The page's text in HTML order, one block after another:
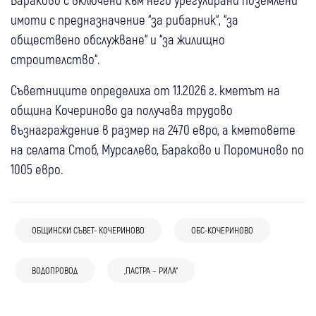
имоти с предназначение “за рибарник“, “за
обществено обслужване“ и “за жилищно
строителство“.
Съветниците определиха от 1.1.2026 г. кметът на
община Кочериново да получава трудово
възнаграждение в размер на 2470 евро, а кметовете
на селата Стоб, Мурсалево, Бараково и Пороминово по
1005 евро.
ОБЩИНСКИ СЪВЕТ- КОЧЕРИНОВО ОБС-КОЧЕРИНОВО
ВОДОПРОВОД „ПАСТРА – РИЛА“
и канализацията
Ремонти на водопроводи за над 1, 5 млн.
Бобошево
Перник 11 юни